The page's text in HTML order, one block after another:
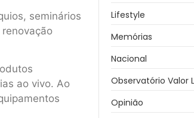
seminários
ao vivo. Ao
Lifestyle
Memórias
Nacional
Observatório Valor
Opinião